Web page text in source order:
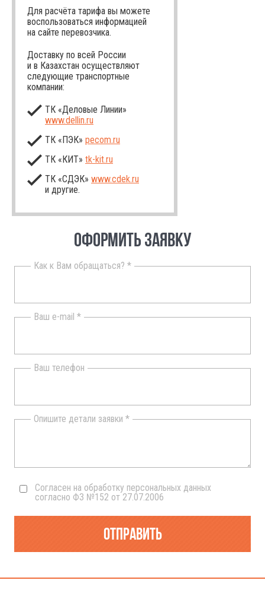
Для расчёта тарифа вы можете
воспользоваться информацией
на сайте перевозчика.
Доставку по всей России
и в Казахстан осуществляют
следующие транспортные
компании:
ТК «Деловые Линии»
www.dellin.ru
ТК «ПЭК» pecom.ru
ТК «КИТ» tk-kit.ru
ТК «СДЭК» www.cdek.ru
и другие.
ОФОРМИТЬ ЗАЯВКУ
Как к Вам обращаться? *
Ваш e-mail *
Ваш телефон
Опишите детали заявки *
Согласен на обработку персональных данных
согласно ФЗ №152 от 27.07.2006
Отправить